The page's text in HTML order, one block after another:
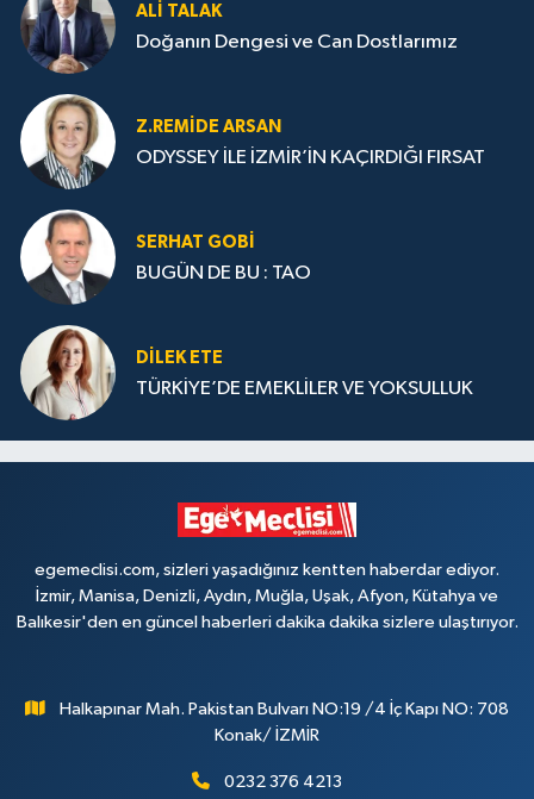
ALI TALAK
Doğanın Dengesi ve Can Dostlarımız
Z.REMIDE ARSAN
ODYSSEY İLE İZMİR’İN KAÇIRDIĞI FIRSAT
SERHAT GOBİ
BUGÜN DE BU : TAO
DILEK ETE
TÜRKİYE’DE EMEKLİLER VE YOKSULLUK
egemeclisi.com, sizleri yaşadığınız kentten haberdar ediyor.
İzmir, Manisa, Denizli, Aydın, Muğla, Uşak, Afyon, Kütahya ve
Balıkesir'den en güncel haberleri dakika dakika sizlere ulaştırıyor.
Halkapınar Mah. Pakistan Bulvarı NO:19 /4 İç Kapı NO: 708
Konak/ İZMİR
0232 376 4213